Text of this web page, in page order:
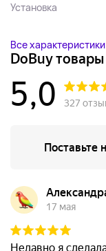
Установка
Все характеристики